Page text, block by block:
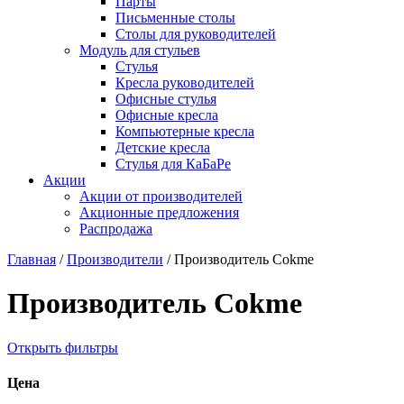
Письменные столы
Столы для руководителей
Модуль для стульев
Стулья
Кресла руководителей
Офисные стулья
Офисные кресла
Компьютерные кресла
Детские кресла
Стулья для КаБаРе
Акции
Акции от производителей
Акционные предложения
Распродажа
Главная /Производители /Производитель Cokme
Производитель Cokme
Открыть фильтры
Цена